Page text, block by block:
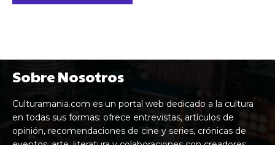
Sobre Nosotros
Culturamania.com es un portal web dedicado a la cultura
en todas sus formas: ofrece entrevistas, artículos de
opinión, recomendaciones de cine y series, crónicas de